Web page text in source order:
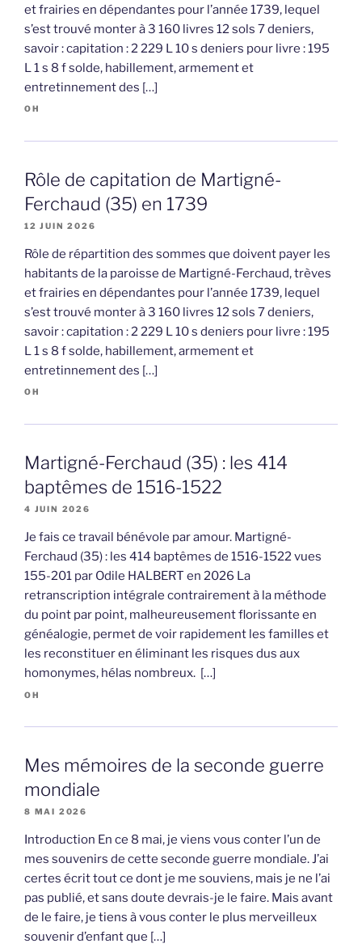
et frairies en dépendantes pour l’année 1739, lequel
s’est trouvé monter à 3 160 livres 12 sols 7 deniers,
savoir : capitation : 2 229 L 10 s deniers pour livre : 195
L 1 s 8 f solde, habillement, armement et
entretinnement des […]
OH
Rôle de capitation de Martigné-
Ferchaud (35) en 1739
12 JUIN 2026
Rôle de répartition des sommes que doivent payer les
habitants de la paroisse de Martigné-Ferchaud, trèves
et frairies en dépendantes pour l’année 1739, lequel
s’est trouvé monter à 3 160 livres 12 sols 7 deniers,
savoir : capitation : 2 229 L 10 s deniers pour livre : 195
L 1 s 8 f solde, habillement, armement et
entretinnement des […]
OH
Martigné-Ferchaud (35) : les 414
baptêmes de 1516-1522
4 JUIN 2026
Je fais ce travail bénévole par amour. Martigné-
Ferchaud (35) : les 414 baptêmes de 1516-1522 vues
155-201 par Odile HALBERT en 2026 La
retranscription intégrale contrairement à la méthode
du point par point, malheureusement florissante en
généalogie, permet de voir rapidement les familles et
les reconstituer en éliminant les risques dus aux
homonymes, hélas nombreux. […]
OH
Mes mémoires de la seconde guerre
mondiale
8 MAI 2026
Introduction En ce 8 mai, je viens vous conter l’un de
mes souvenirs de cette seconde guerre mondiale. J’ai
certes écrit tout ce dont je me souviens, mais je ne l’ai
pas publié, et sans doute devrais-je le faire. Mais avant
de le faire, je tiens à vous conter le plus merveilleux
souvenir d’enfant que […]